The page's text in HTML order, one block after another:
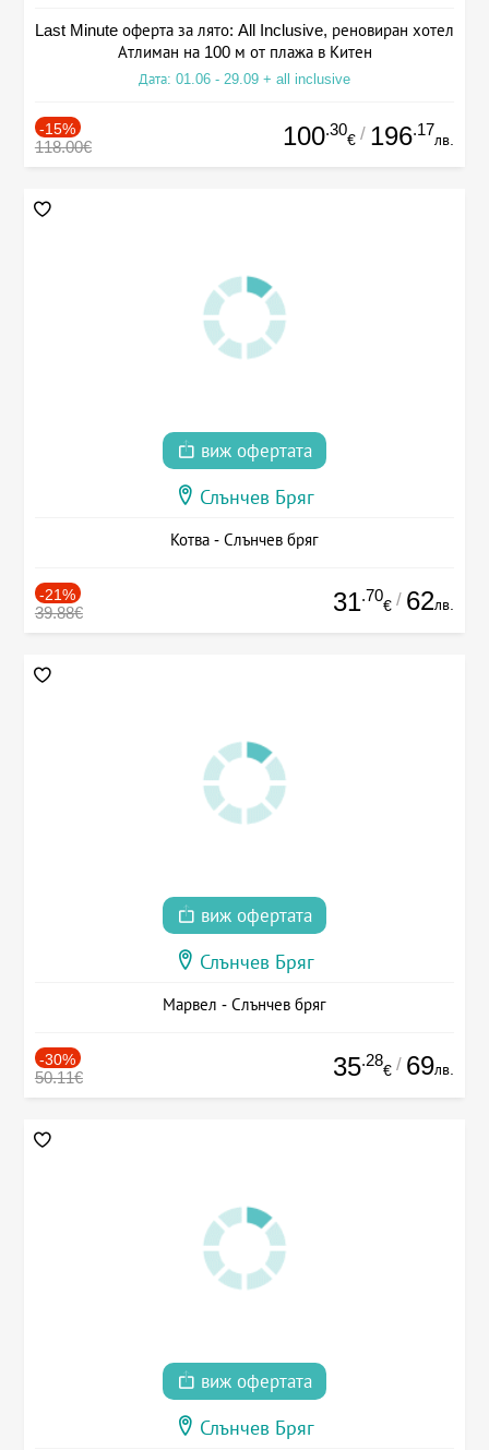
Last Minute оферта за лято: All Inclusive, реновиран хотел
Атлиман на 100 м от плажа в Китен
Дата: 01.06 - 29.09 + all inclusive
-15%
118.00€ 100.30
€ / 196.17
лв.
виж офертата
Слънчев Бряг
Котва - Слънчев бряг
-21%
39.88€ 31.70
€ / 62лв.
виж офертата
Слънчев Бряг
Марвел - Слънчев бряг
-30%
50.11€ 35.28
€ / 69лв.
виж офертата
Слънчев Бряг